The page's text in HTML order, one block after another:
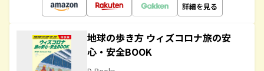
詳細を見る
地球の歩き方 ウィズコロナ旅の安
心・安全BOOK